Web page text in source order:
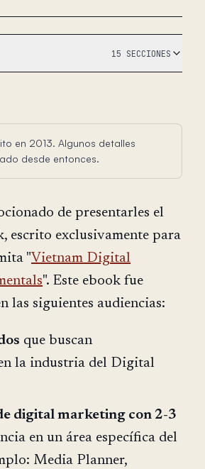
15 SECCIONES
en 2013. Algunos detalles
desde entonces.
de presentarles el
escrito exclusivamente para
"Vietnam Digital
". Este ebook fue
las siguientes audiencias:
que buscan
la industria del Digital
digital marketing con 2-3
en un área específica del
Media Planner,